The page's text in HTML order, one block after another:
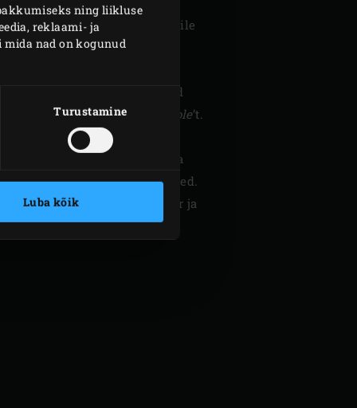
ning liikluse
reklaami- ja
mida nad on kogunud
Turustamine
Luba kõik
küpsetuspannile
Tõsta neile 2 kuhjaga
pane sellele pool järelejäänud
juustukastet ja spl
guacomole’t.
kolmas kiht.
sulge EGGi kuppel ja kuumuta
minutit. Nopi koriandrilt lehed.
välja, puista peale koriander ja